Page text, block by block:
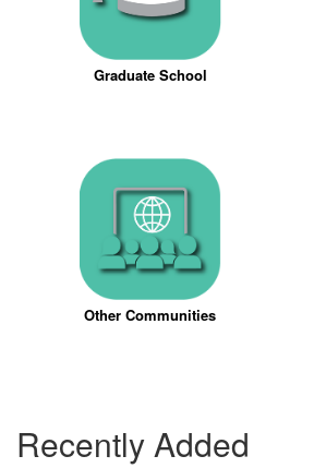
Graduate School
Other Communities
Recently Added